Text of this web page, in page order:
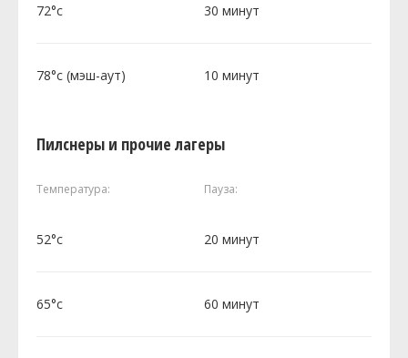
72°c 30 минут
78°c (мэш-аут) 10 минут
Пилснеры и прочие лагеры
Температура: Пауза:
52°c 20 минут
65°c 60 минут